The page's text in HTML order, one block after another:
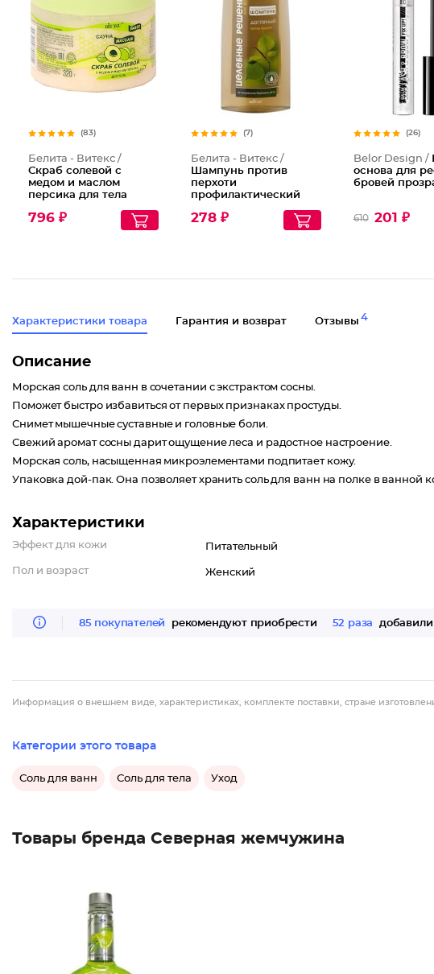
(83)
Белита - Витекс /
Скраб солевой с
медом и маслом
персика для тела
796 ₽
(7)
Белита - Витекс /
Шампунь против
перхоти
профилактический
278 ₽
(26)
Belor Design /
основа для
бровей
610 201 ₽
Характеристики товара Гарантия и возврат Отзывы 4
Описание
Морская соль для ванн в сочетании с экстрактом сосны.
Поможет быстро избавиться от первых признаках простуды.
Снимет мышечные суставные и головные боли.
Свежий аромат сосны дарит ощущение леса и радостное настроение.
Морская соль, насыщенная микроэлементами подпитает кожу.
Упаковка дой-пак. Она позволяет хранить соль для ванн на полке в
Характеристики
Эффект для кожи Питательный
Пол и возраст Женский
85 покупателей рекомендуют приобрести 52 раза
Информация о внешнем виде, характеристиках, комплекте поставки, стране
Категории этого товара
Соль для ванн Соль для тела Уход
Товары бренда Северная жемчужина